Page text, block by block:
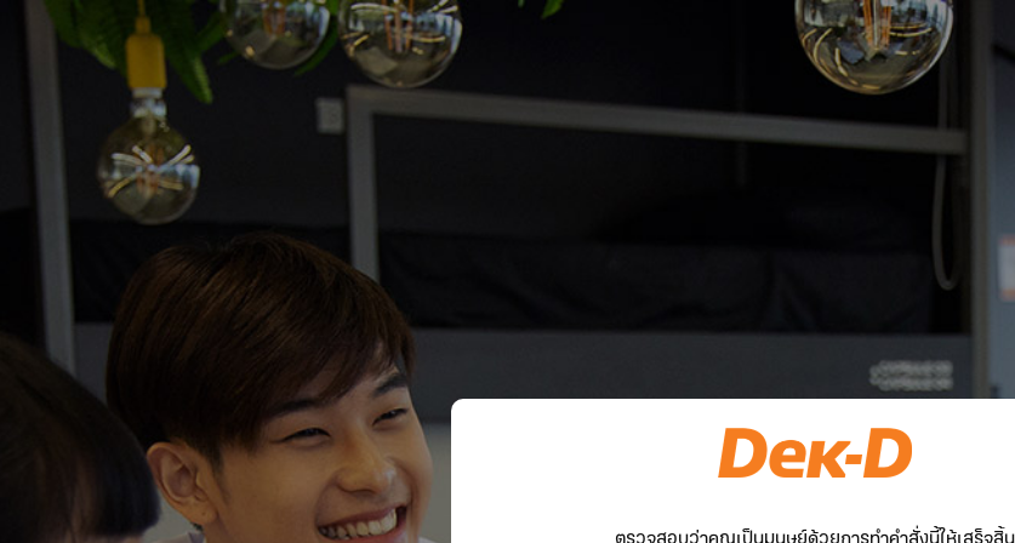
ตรวจสอบว่าคุณเป็นมนุษย์ด้วยการทำคำสั่งนี้ให้เสร็จสิ้น